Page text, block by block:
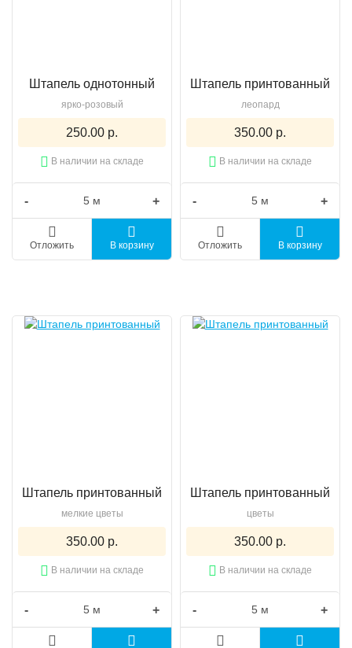
Штапель однотонный
ярко-розовый
250.00 р.
В наличии на складе
- +
Отложить В корзину
Штапель принтованный
леопард
350.00 р.
В наличии на складе
- +
Отложить В корзину
Штапель принтованный
мелкие цветы
350.00 р.
В наличии на складе
- +
Штапель принтованный
цветы
350.00 р.
В наличии на складе
- +